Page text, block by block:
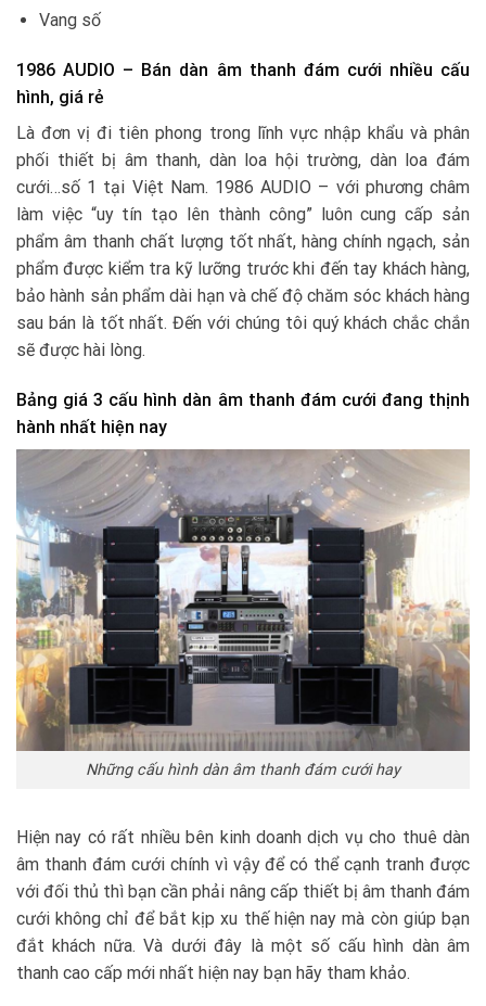
Vang số
1986 AUDIO – Bán dàn âm thanh đám cưới nhiều cấu
hình, giá rẻ
Là đơn vị đi tiên phong trong lĩnh vực nhập khẩu và phân
phối thiết bị âm thanh, dàn loa hội trường, dàn loa đám
cưới…số 1 tại Việt Nam. 1986 AUDIO – với phương châm
làm việc “uy tín tạo lên thành công” luôn cung cấp sản
phẩm âm thanh chất lượng tốt nhất, hàng chính ngạch, sản
phẩm được kiểm tra kỹ lưỡng trước khi đến tay khách hàng,
bảo hành sản phẩm dài hạn và chế độ chăm sóc khách hàng
sau bán là tốt nhất. Đến với chúng tôi quý khách chắc chắn
sẽ được hài lòng.
Bảng giá 3 cấu hình dàn âm thanh đám cưới đang thịnh
hành nhất hiện nay
Những cấu hình dàn âm thanh đám cưới hay
Hiện nay có rất nhiều bên kinh doanh dịch vụ cho thuê dàn
âm thanh đám cưới chính vì vậy để có thể cạnh tranh được
với đối thủ thì bạn cần phải nâng cấp thiết bị âm thanh đám
cưới không chỉ để bắt kịp xu thế hiện nay mà còn giúp bạn
đắt khách nữa. Và dưới đây là một số cấu hình dàn âm
thanh cao cấp mới nhất hiện nay bạn hãy tham khảo.